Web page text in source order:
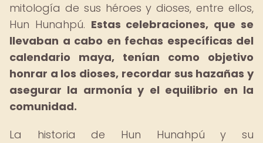
mitología de sus héroes y dioses, entre ellos,
Hun Hunahpú. Estas celebraciones, que se
llevaban a cabo en fechas específicas del
calendario maya, tenían como objetivo
honrar a los dioses, recordar sus hazañas y
asegurar la armonía y el equilibrio en la
comunidad.
La historia de Hun Hunahpú y su